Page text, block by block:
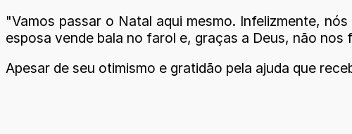
"Vamos passar o Natal aqui mesmo. Infelizmente,
esposa vende bala no farol e, graças a Deus, não nos
Apesar de seu otimismo e gratidão pela ajuda que